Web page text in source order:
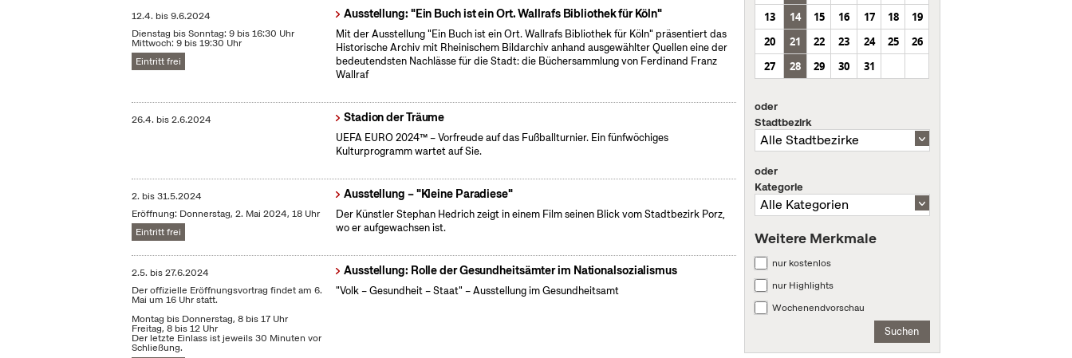
12.4. bis9.6.2024
Dienstag bis Sonntag: 9 bis 16:30 Uhr
Mittwoch: 9 bis 19:30 Uhr
Eintritt frei
Ausstellung: "Ein Buch ist ein Ort. Wallrafs Bibliothek für Köln"
Mit der Ausstellung "Ein Buch ist ein Ort. Wallrafs Bibliothek für Köln" präsentiert das
Historische Archiv mit Rheinischem Bildarchiv anhand ausgewählter Quellen eine der
bedeutendsten Nachlässe für die Stadt: die Büchersammlung von Ferdinand Franz
Wallraf
26.4. bis2.6.2024 Stadion der Träume
UEFA EURO 2024™ – Vorfreude auf das Fußballturnier. Ein fünfwöchiges
Kulturprogramm wartet auf Sie.
2. bis31.5.2024
Eröffnung: Donnerstag, 2. Mai 2024, 18 Uhr
Eintritt frei
Ausstellung – "Kleine Paradiese"
Der Künstler Stephan Hedrich zeigt in einem Film seinen Blick vom Stadtbezirk Porz,
wo er aufgewachsen ist.
2.5. bis27.6.2024
Der offizielle Eröffnungsvortrag findet am 6.
Mai um 16 Uhr statt.
Montag bis Donnerstag, 8 bis 17 Uhr
Freitag, 8 bis 12 Uhr
Der letzte Einlass ist jeweils 30 Minuten vor
Schließung.
Ausstellung: Rolle der Gesundheitsämter im Nationalsozialismus
"Volk – Gesundheit – Staat" – Ausstellung im Gesundheitsamt
13
14 15 16 17 18
19
20
21 22 23 24 25
26
27
28 29 30 31
oder
Stadtbezirk
oder
Kategorie
Weitere Merkmale
nur kostenlos
nur Highlights
Wochenendvorschau
Suchen